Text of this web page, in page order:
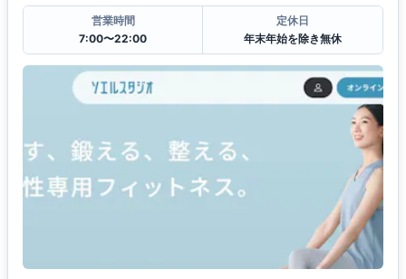
営業時間
7:00〜22:00
定休日
年末年始を除き無休